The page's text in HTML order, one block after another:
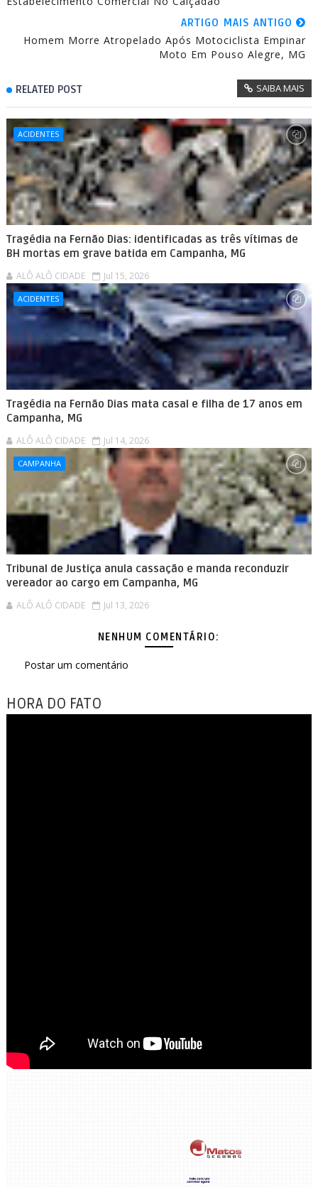
ARTIGO MAIS ANTIGO
Homem Morre Atropelado Após Motociclista Empinar
Moto Em Pouso Alegre, MG
RELATED POST SAIBA MAIS
ACIDENTES
Tragédia na Fernão Dias: identificadas as três vítimas de
BH mortas em grave batida em Campanha, MG
ALÔ ALÔ CIDADE Jul 15, 2026
ACIDENTES
Tragédia na Fernão Dias mata casal e filha de 17 anos em
Campanha, MG
ALÔ ALÔ CIDADE Jul 14, 2026
CAMPANHA
Tribunal de Justiça anula cassação e manda reconduzir
vereador ao cargo em Campanha, MG
ALÔ ALÔ CIDADE Jul 13, 2026
NENHUM COMENTÁRIO:
Postar um comentário
HORA DO FATO